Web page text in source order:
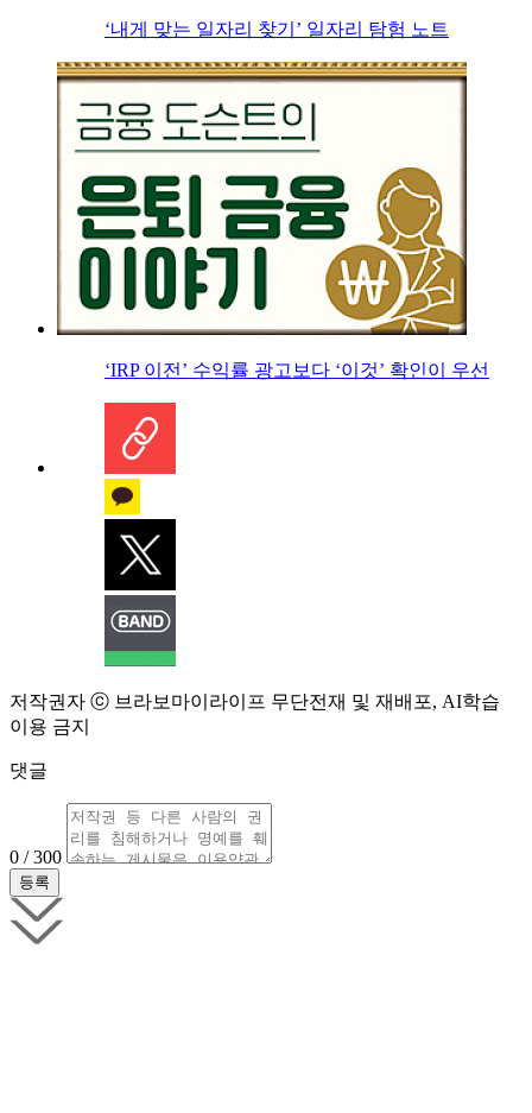
‘내게 맞는 일자리 찾기’ 일자리 탐험 노트
‘IRP 이전’ 수익률 광고보다 ‘이것’ 확인이 우선
저작권자 ⓒ 브라보마이라이프 무단전재 및 재배포, AI학습
이용 금지
댓글
0 / 300